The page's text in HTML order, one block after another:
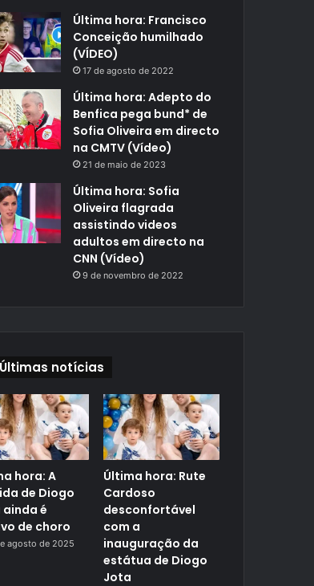
Última hora: Francisco
Conceição humilhado
(VÍDEO)
17 de agosto de 2022
Última hora: Adepto do
Benfica pega bund* de
Sofia Oliveira em directo
na CMTV (Vídeo)
21 de maio de 2023
Última hora: Sofia
Oliveira flagrada
assistindo videos
adultos em directo na
CNN (Vídeo)
9 de novembro de 2022
Últimas notícias
hora: A
de Diogo
é
de choro
agosto de 2025
Última hora: Rute
Cardoso
desconfortável
com a
inauguração da
estátua de Diogo
Jota